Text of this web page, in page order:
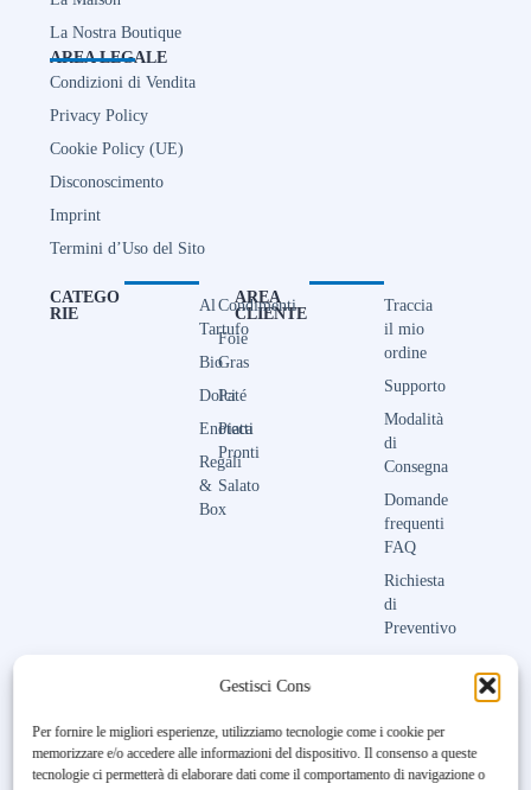
Gestisci Consenso
Per fornire le migliori esperienze, utilizziamo tecnologie come i cookie per
memorizzare e/o accedere alle informazioni del dispositivo. Il consenso a queste
tecnologie ci permetterà di elaborare dati come il comportamento di navigazione o
La Nostra Boutique
AREA LEGALE
Condizioni di Vendita
Privacy Policy
Cookie Policy (UE)
Disconoscimento
Imprint
Termini d’Uso del Sito
CATEGO
RIE
Al
Tartufo
Bio
Dolci
Enoteca
Regali
&
Box
Condimenti
Foie
Gras
Paté
Piatti
Pronti
Salato
AREA
CLIENTE
Traccia
il mio
ordine
Supporto
Modalità
di
Consegna
Domande
frequenti
FAQ
Richiesta
di
Preventivo
Unfortunately, the 7-day trial
period has expired.Check our